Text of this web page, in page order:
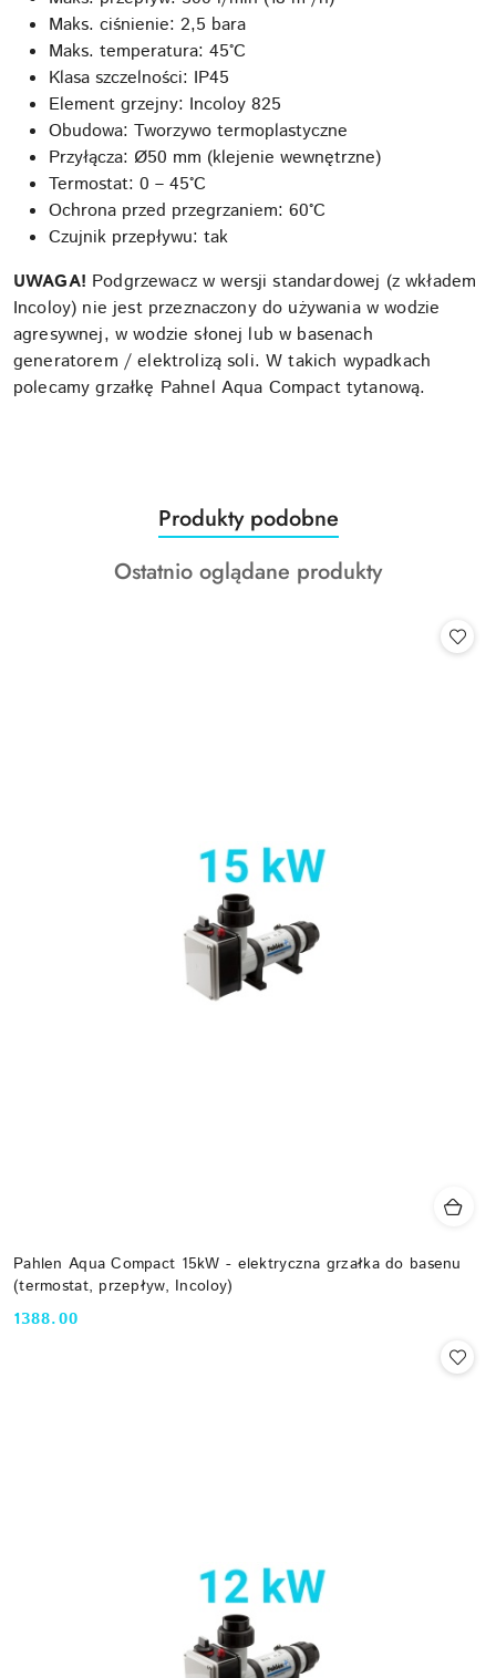
Maks. ciśnienie: 2,5 bara
Maks. temperatura: 45°C
Klasa szczelności: IP45
Element grzejny: Incoloy 825
Obudowa: Tworzywo termoplastyczne
Przyłącza: Ø50 mm (klejenie wewnętrzne)
Termostat: 0 – 45°C
Ochrona przed przegrzaniem: 60°C
Czujnik przepływu: tak
UWAGA! Podgrzewacz w wersji standardowej (z wkładem
Incoloy) nie jest przeznaczony do używania w wodzie
agresywnej, w wodzie słonej lub w basenach
generatorem / elektrolizą soli. W takich wypadkach
polecamy grzałkę Pahnel Aqua Compact tytanową.
Pomiń karuzelę produktów
Produkty
o
statusie:
Produkty podobne
Produkty
Ostatnio oglądane produkty
Pahlen Aqua Compact 15kW - elektryczna grzałka do basenu
(termostat, przepływ, Incoloy)
Cena:
1388.00